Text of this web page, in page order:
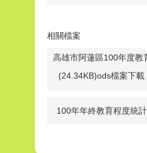
相關檔案
高雄市阿蓮區100年度教
(24.34KB)ods檔案下載
100年年終教育程度統計